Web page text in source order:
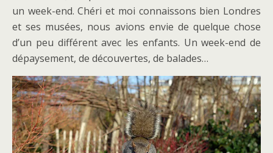
un week-end. Chéri et moi connaissons bien Londres
et ses musées, nous avions envie de quelque chose
d’un peu différent avec les enfants. Un week-end de
dépaysement, de découvertes, de balades…